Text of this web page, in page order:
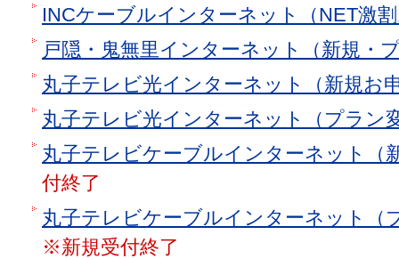
INCケーブルインターネット（NET激
戸隠・鬼無里インターネット（新規・
丸子テレビ光インターネット（新規お
丸子テレビ光インターネット（プラン
丸子テレビケーブルインターネット（
付終了
丸子テレビケーブルインターネット（
※新規受付終了